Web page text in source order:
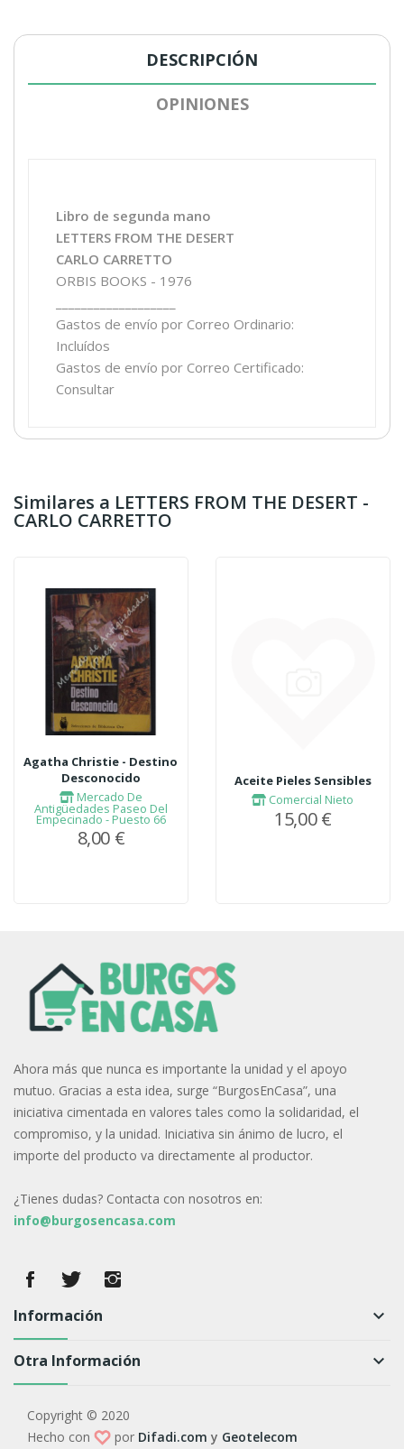
DESCRIPCIÓN
OPINIONES
Libro de segunda mano
LETTERS FROM THE DESERT
CARLO CARRETTO
ORBIS BOOKS - 1976
Gastos de envío por Correo Ordinario:
Incluídos
Gastos de envío por Correo Certificado:
Consultar
Similares a LETTERS FROM THE DESERT -
CARLO CARRETTO
Agatha Christie - Destino
Desconocido
Mercado De
Antigüedades Paseo Del
Empecinado - Puesto 66
8,00 €
Aceite Pieles Sensibles
Comercial Nieto
15,00 €
Ahora más que nunca es importante la unidad y el apoyo
mutuo. Gracias a esta idea, surge “BurgosEnCasa”, una
iniciativa cimentada en valores tales como la solidaridad, el
compromiso, y la unidad. Iniciativa sin ánimo de lucro, el
importe del producto va directamente al productor.
¿Tienes dudas? Contacta con nosotros en:
info@burgosencasa.com
Información keyboard_arrow_down
Otra Información keyboard_arrow_down
Copyright © 2020
Hecho con
por Difadi.com y Geotelecom